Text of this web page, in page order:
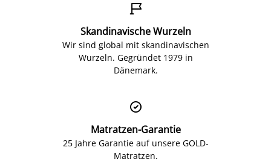

Skandinavische Wurzeln
Wir sind global mit skandinavischen
Wurzeln. Gegründet 1979 in
Dänemark.

Matratzen-Garantie
25 Jahre Garantie auf unsere GOLD-
Matratzen.